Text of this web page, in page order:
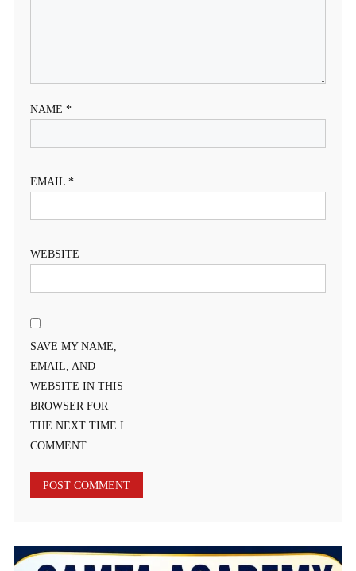
NAME *
EMAIL *
WEBSITE
SAVE MY NAME,
EMAIL, AND
WEBSITE IN THIS
BROWSER FOR
THE NEXT TIME I
COMMENT.